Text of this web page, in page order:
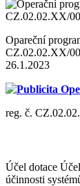
Opareční
CZ.02.02.XX/
26.1.2023
Publicita
reg. č.
Účel dotace
účinnosti